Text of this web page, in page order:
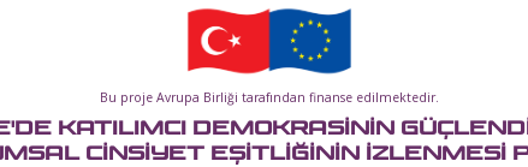
Bu proje Avrupa Birliği tarafından finanse edilmektedir.
KATILIMCI DEMOKRASİNİN
CİNSİYET EŞİTLİĞİNİN İZLENMESİ